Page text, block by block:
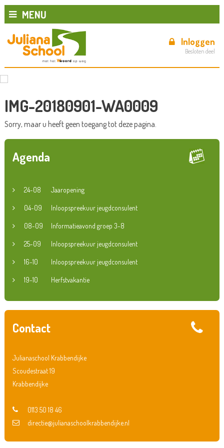
MENU
Inloggen
Besloten deel
IMG-20180901-WA0009
Sorry, maar u heeft geen toegang tot deze pagina.
Agenda
24-08 Jaaropening
04-09 Inloopspreekuur jeugdconsulent
08-09 Informatieavond groep 3-8
25-09 Inloopspreekuur jeugdconsulent
16-10 Inloopspreekuur jeugdconsulent
19-10 Herfstvakantie
Contact
Julianaschool Krabbendijke
Scoudestraat 19
Krabbendijke
0113 50 18 46
directie@julianaschoolkrabbendijke.nl